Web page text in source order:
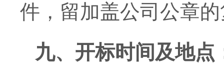
件，留加盖公司公章
九、开标时间及地点